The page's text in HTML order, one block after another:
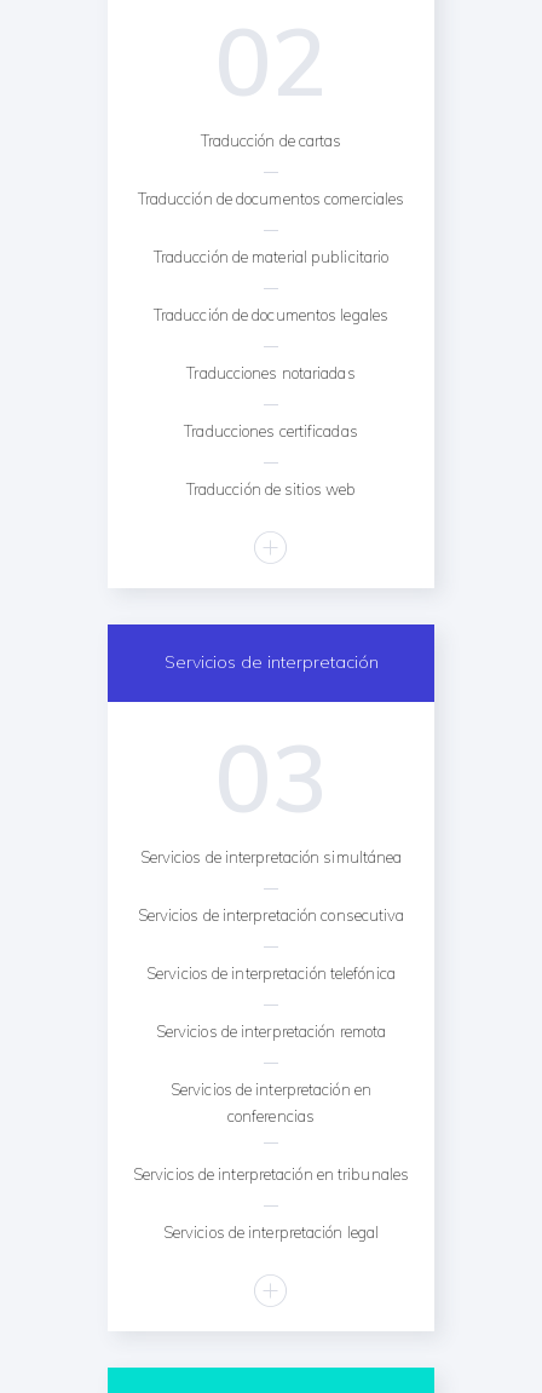
02
Traducción de cartas
Traducción de documentos comerciales
Traducción de material publicitario
Traducción de documentos legales
Traducciones notariadas
Traducciones certificadas
Traducción de sitios web
Servicios de interpretación
03
Servicios de interpretación simultánea
Servicios de interpretación consecutiva
Servicios de interpretación telefónica
Servicios de interpretación remota
Servicios de interpretación en
conferencias
Servicios de interpretación en tribunales
Servicios de interpretación legal